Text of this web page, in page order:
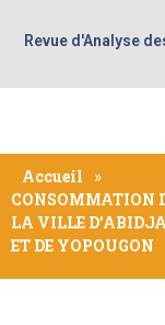
Revue d'Analyse
Accueil »
CONSOMMATION
LA VILLE
ET DE YOPOUGON